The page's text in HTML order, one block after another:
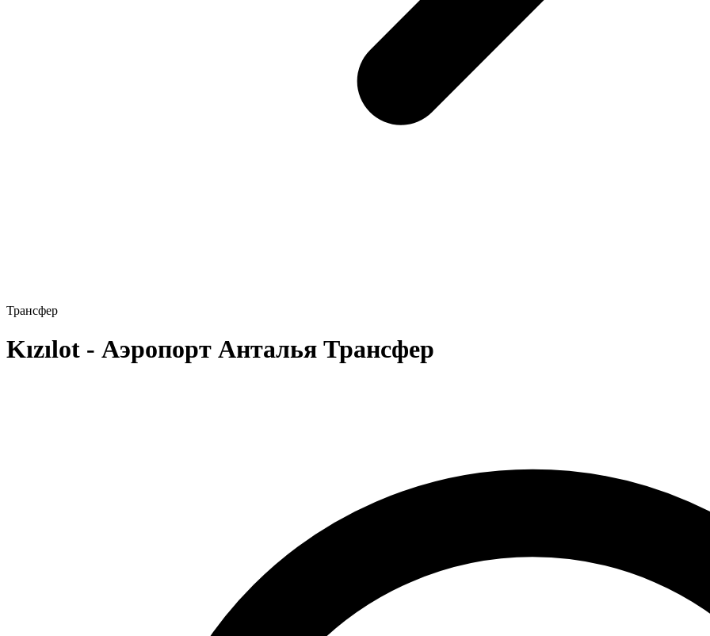
Трансфер
Kızılot - Аэропорт Анталья Трансфер